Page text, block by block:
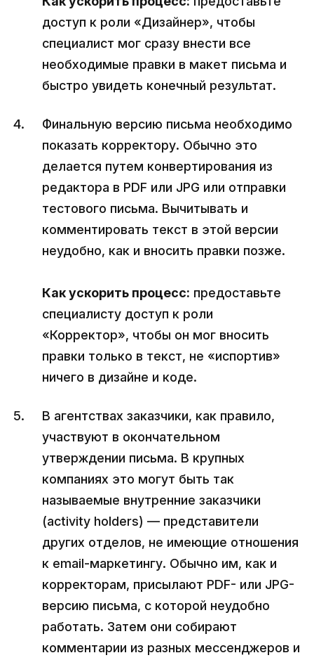
доступ к роли «Дизайнер», чтобы
специалист мог сразу внести все
необходимые правки в макет письма и
быстро увидеть конечный результат.
Финальную версию письма необходимо
показать корректору. Обычно это
делается путем конвертирования из
редактора в PDF или JPG или отправки
тестового письма. Вычитывать и
комментировать текст в этой версии
неудобно, как и вносить правки позже.
Как ускорить процесс: предоставьте
специалисту доступ к роли
«Корректор», чтобы он мог вносить
правки только в текст, не «испортив»
ничего в дизайне и коде.
В агентствах заказчики, как правило,
участвуют в окончательном
утверждении письма. В крупных
компаниях это могут быть так
называемые внутренние заказчики
(activity holders) — представители
других отделов, не имеющие отношения
к email-маркетингу. Обычно им, как и
корректорам, присылают PDF- или JPG-
версию письма, с которой неудобно
работать. Затем они собирают
комментарии из разных мессенджеров и